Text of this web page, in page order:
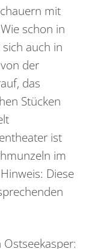
mit
schon in
auch in
der
das
Stücken
ist
im
Diese